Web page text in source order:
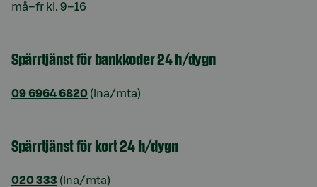
må–fr kl. 9–16
Spärrtjänst för bankkoder 24 h/dygn
09 6964 6820 (lna/mta)
Spärrtjänst för kort 24 h/dygn
020 333 (lna/mta)